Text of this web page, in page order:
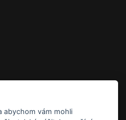
abychom vám mohli